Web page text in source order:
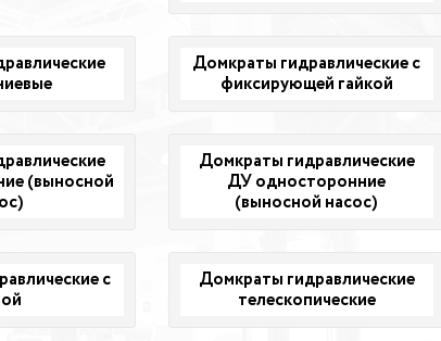
Домкраты гидравлические с
фиксирующей гайкой
(выносной
Домкраты гидравлические
ДУ односторонние
(выносной насос)
с
Домкраты гидравлические
телескопические